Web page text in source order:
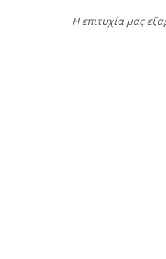
Η επιτυχία μας